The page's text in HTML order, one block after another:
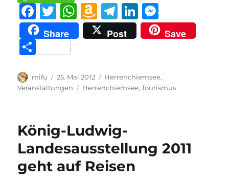
F
a
c
e
b
o
k
T
w
it
te
r
W
h
at
A
p
A
m
a
o
n
is
h
Li
st
T
el
e
r
a
Li
n
k
d
I
e
ss
n
g
Share Post Save
T
le
n
Autor
mifu
Veröffentlicht
am
25. Mai 2012 Kategorien
Herrenchiemsee,
Veranstaltungen
Schlagwörter
Herrenchiemsee,Tourismus
König-Ludwig-
Landesausstellung 2011
geht auf Reisen